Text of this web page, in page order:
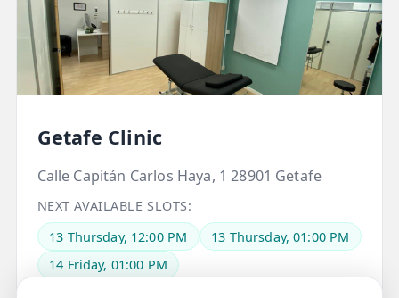
Getafe Clinic
Calle Capitán Carlos Haya, 1 28901 Getafe
NEXT AVAILABLE SLOTS:
13 Thursday, 12:00 PM
13 Thursday, 01:00 PM
14 Friday, 01:00 PM